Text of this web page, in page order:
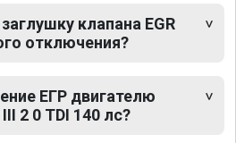
клапана EGR
отключения?
ЕГР двигателю
2 0 TDI 140 лс?